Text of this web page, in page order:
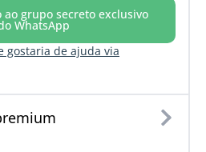
ao grupo secreto exclusivo
WhatsApp
gostaria de ajuda via